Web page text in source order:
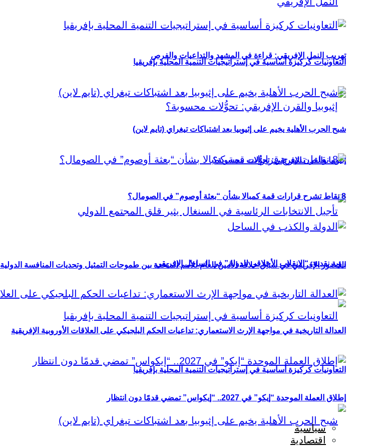
تهريب النمل الإفريقي: قراءة في المشهد والتداعيات والفرص
إثيوبيا والقرن الإفريقي: تحوُّلات محسوبة؟
الحضور الإفريقي في سباق خلافة الأمين العام للأمم المتحدة بين طموحات التمثيل وتحديات المنافسة الدولية
التعاونيات كركيزة أساسية في إستراتيجيات التنمية المحلية بإفريقيا
التعاونيات كركيزة أساسية في إستراتيجيات التنمية المحلية بإفريقيا
شبح الحرب الأهلية يخيم على إثيوبيا بعد اشتباكات تيغراي (تايم لاين)
8 نقاط تشرح قرارات قمة كمبالا بشأن “بعثة أوصوم” في الصومال؟
رؤية نقدية: “الانقلاب الأخلاقي للدولة” في الساحل الإفريقي
العدالة التاريخية في مواجهة الإرث الاستعماري: تداعيات الحكم البلجيكي على العلاقات الأوروبية الإفريقية
إطلاق العملة الموحدة “إيكو” في 2027.. “إيكواس” تمضي قدمًا دون انتظار
سياسية
اقتصادية